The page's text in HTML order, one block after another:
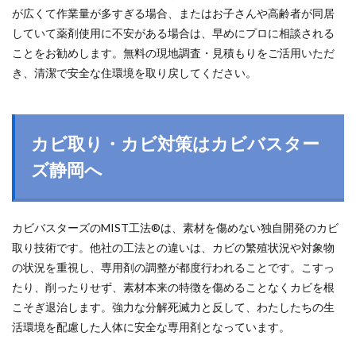
が広くて作業量が多すぎる場合、またはお子さんや高齢者が同居
していて薬剤使用に不安がある場合は、早めにプロに相談される
ことをお勧めします。無料の現地調査・見積もりをご活用いただ
き、清潔で安全な住環境を取り戻してください。
カビ取り・カビ対策はカビバスター
ズ静岡へ
カビバスターズのMIST工法®は、素材を傷めない独自開発のカビ
取り技術です。他社の工法との違いは、カビの繁殖状況や対象物
の状況を重視し、専用剤の調整が都度行われることです。こすっ
たり、削ったりせず、素材本来の特徴を傷めることなくカビを根
こそぎ退治します。強力な分解死滅力と反して、わたしたちの生
活環境を配慮した人体に安全な専用剤となっています。